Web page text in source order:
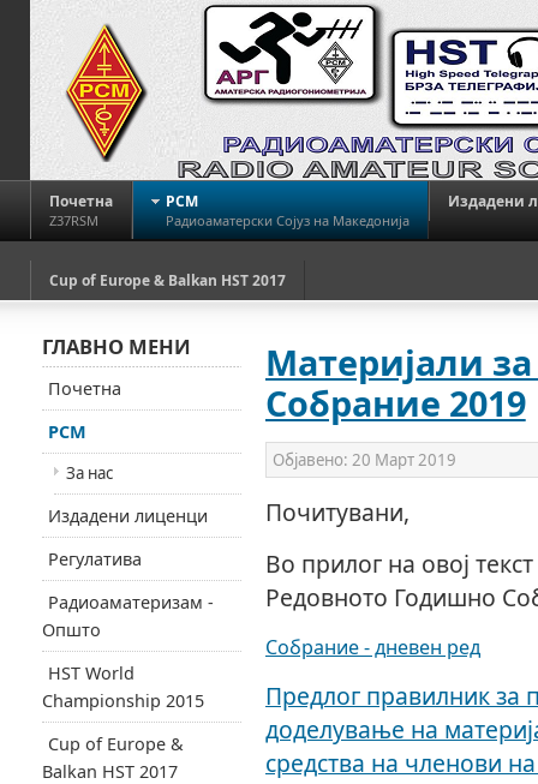
Почетна
Z37RSM
РСМ
Радиоаматерски Сојуз на Македонија
Издадени
Cup of Europe & Balkan HST 2017
Материјали
Собрание 2019
Објавено: 20 Март 2019
Почитувани,
Во прилог на овој
Редовното Годишно
Собрание - дневен ред
Предлог правилник за
доделување на
средства на членови
ГЛАВНО МЕНИ
Почетна
РСМ
За нас
Издадени лиценци
Регулатива
Радиоаматеризам -
Општо
HST World
Championship 2015
Cup of Europe &
Balkan HST 2017